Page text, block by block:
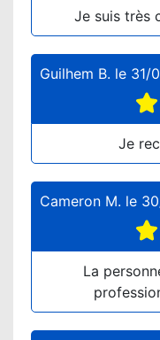
Je suis très
Guilhem B. le 31/
Je
Cameron M. le
La